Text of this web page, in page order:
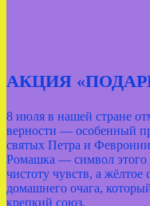
АКЦИЯ
8 июля в нашей стране
верности — особенный
святых Петра и
Ромашка — символ этого
чистоту чувств, а
домашнего очага,
крепкий союз.